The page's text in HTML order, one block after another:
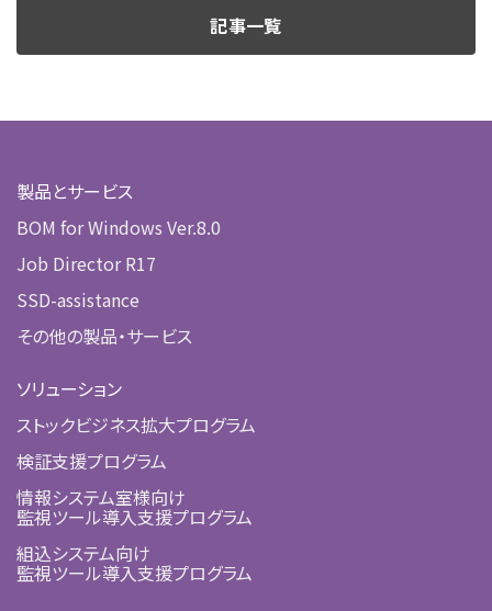
記事一覧
製品とサービス
BOM for Windows Ver.8.0
Job Director R17
SSD-assistance
その他の製品・サービス
ソリューション
ストックビジネス拡大プログラム
検証支援プログラム
情報システム室様向け
監視ツール導入支援プログラム
組込システム向け
監視ツール導入支援プログラム